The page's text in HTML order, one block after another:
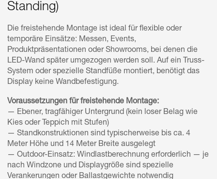
Standing)
Die freistehende Montage ist ideal für flexible oder
temporäre Einsätze: Messen, Events,
Produktpräsentationen oder Showrooms, bei denen die
LED-Wand später umgezogen werden soll. Auf ein Truss-
System oder spezielle Standfüße montiert, benötigt das
Display keine Wandbefestigung.
Voraussetzungen für freistehende Montage:
— Ebener, tragfähiger Untergrund (kein loser Belag wie
Kies oder Teppich mit Stufen)
— Standkonstruktionen sind typischerweise bis ca. 4
Meter Höhe und 14 Meter Breite ausgelegt
— Outdoor-Einsatz: Windlastberechnung erforderlich — je
nach Windzone und Displaygröße sind spezielle
Verankerungen oder Ballastgewichte notwendig